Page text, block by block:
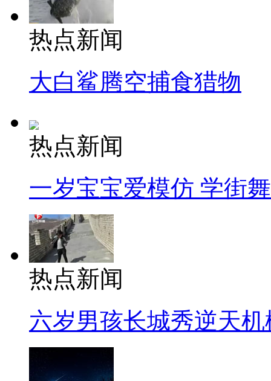
热点新闻
大白鲨腾空捕食猎物
热点新闻
一岁宝宝爱模仿 学街
热点新闻
六岁男孩长城秀逆天机